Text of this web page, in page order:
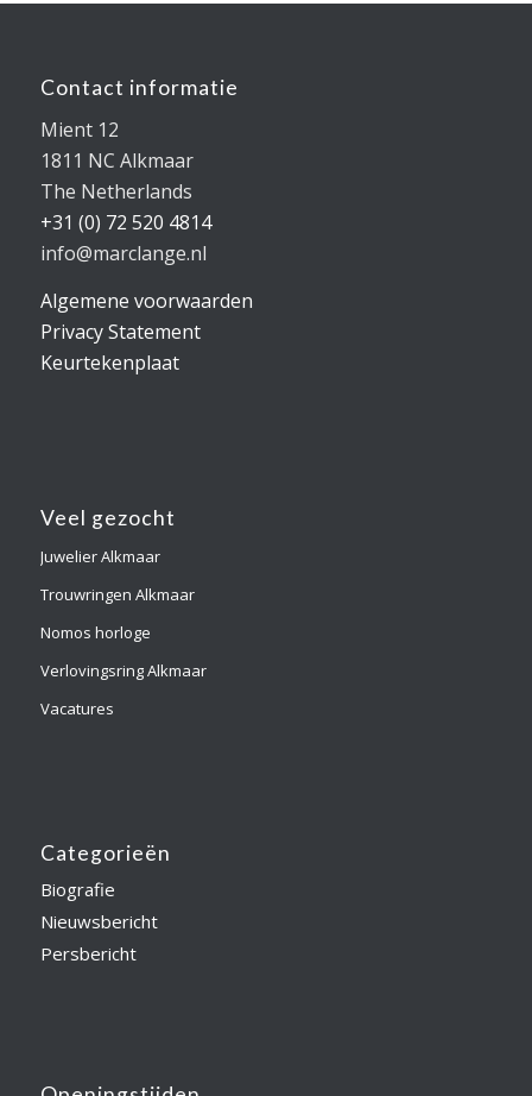
Contact informatie
Mient 12
1811 NC Alkmaar
The Netherlands
+31 (0) 72 520 4814
info@marclange.nl
Algemene voorwaarden
Privacy Statement
Keurtekenplaat
Veel gezocht
Juwelier Alkmaar
Trouwringen Alkmaar
Nomos horloge
Verlovingsring Alkmaar
Vacatures
Categorieën
Biografie
Nieuwsbericht
Persbericht